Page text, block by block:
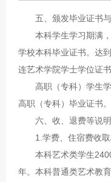
五、颁发毕业证书
本科学生学习期满
学校本科毕业证书。达
连艺术学院学士学位证书
高职（专科）学生
高职（专科）毕业证书。
六、收、退费等说明
1.学费、住宿费收取
本科艺术类学生
年。本科普通类艺术教